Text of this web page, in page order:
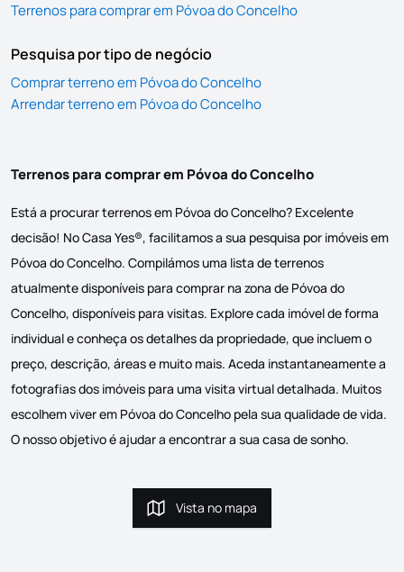
Terrenos para comprar em Póvoa do Concelho
Pesquisa por tipo de negócio
Comprar terreno em Póvoa do Concelho
Arrendar terreno em Póvoa do Concelho
Terrenos para comprar em Póvoa do Concelho
Está a procurar terrenos em Póvoa do Concelho? Excelente
decisão! No Casa Yes®, facilitamos a sua pesquisa por imóveis em
Póvoa do Concelho. Compilámos uma lista de terrenos
atualmente disponíveis para comprar na zona de Póvoa do
Concelho, disponíveis para visitas. Explore cada imóvel de forma
individual e conheça os detalhes da propriedade, que incluem o
preço, descrição, áreas e muito mais. Aceda instantaneamente a
fotografias dos imóveis para uma visita virtual detalhada. Muitos
escolhem viver em Póvoa do Concelho pela sua qualidade de vida.
O nosso objetivo é ajudar a encontrar a sua casa de sonho.
Vista no mapa
Vista no mapa